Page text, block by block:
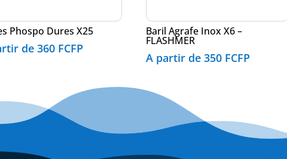
Phospo Dures X25
de360 FCFP
Baril Agrafe Inox X6 –
FLASHMER
A partir de350 FCFP